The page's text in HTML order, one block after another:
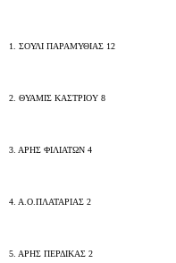
1. ΣΟΥΛΙ ΠΑΡΑΜΥΘΙΑΣ 12
2. ΘΥΑΜΙΣ ΚΑΣΤΡΙΟΥ 8
3. ΑΡΗΣ ΦΙΛΙΑΤΩΝ 4
4. Α.Ο.ΠΛΑΤΑΡΙΑΣ 2
5. ΑΡΗΣ ΠΕΡΔΙΚΑΣ 2